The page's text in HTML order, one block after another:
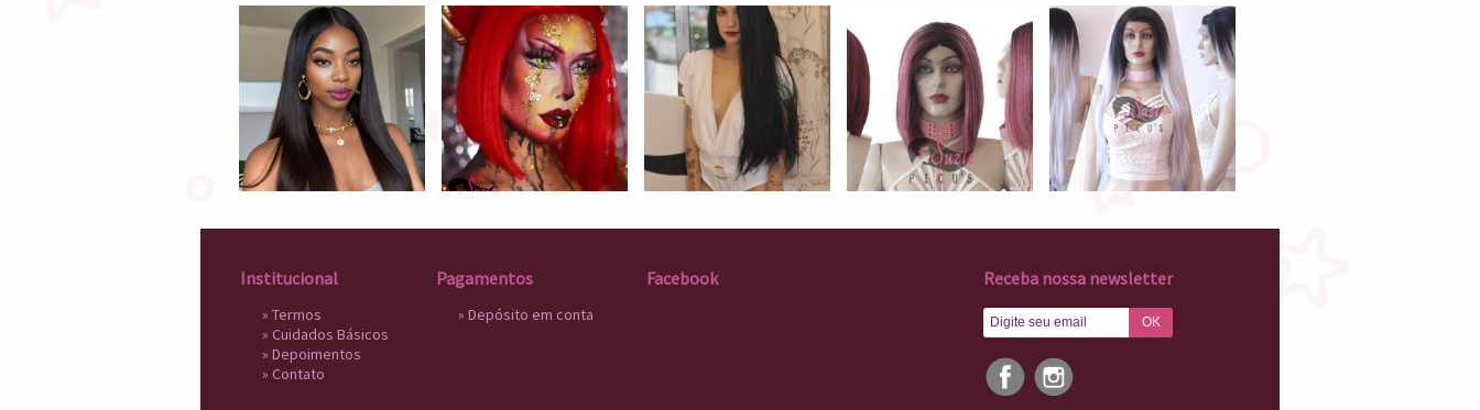
Institucional
» Termos
» Cuidados Básicos
» Depoimentos
» Contato
Pagamentos
» Depósito em conta
Facebook Receba nossa newsletter